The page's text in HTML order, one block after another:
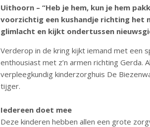
e
b
o
o
k
at
s
A
p
p
ai
l
Uithoorn – “Heb je hem, kun je hem
voorzichtig een kushandje richting het
glimlacht en kijkt ondertussen
Verderop in de kring kijkt iemand met een
enthousiast met z’n armen richting Gerda.
verpleegkundig kinderzorghuis De
tijger.
Iedereen doet mee
Deze kinderen hebben allen een grote